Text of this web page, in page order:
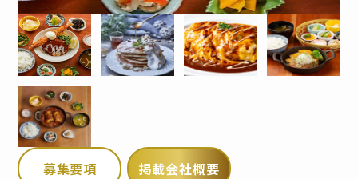
募集要項 掲載会社概要